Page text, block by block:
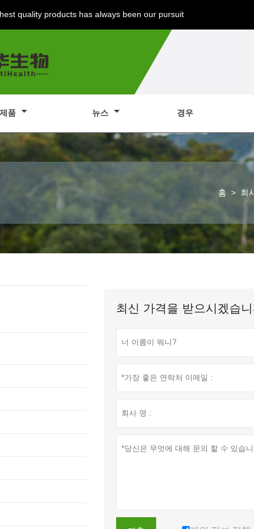
quality products has always been our pursuit
제품 뉴스 경우
홈 > 회
최신 가격을 받으시겠습